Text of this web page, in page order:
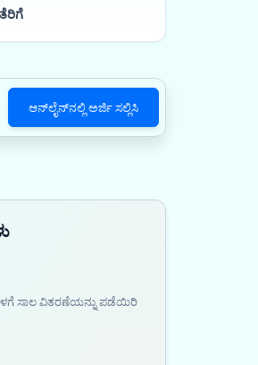
ಆನ್‌ಲೈನ್‌ನಲ್ಲಿ ಅರ್ಜಿ ಸಲ್ಲಿಸಿ
ಸಾಲ ವಿತರಣೆಯನ್ನು ಪಡೆಯಿರಿ